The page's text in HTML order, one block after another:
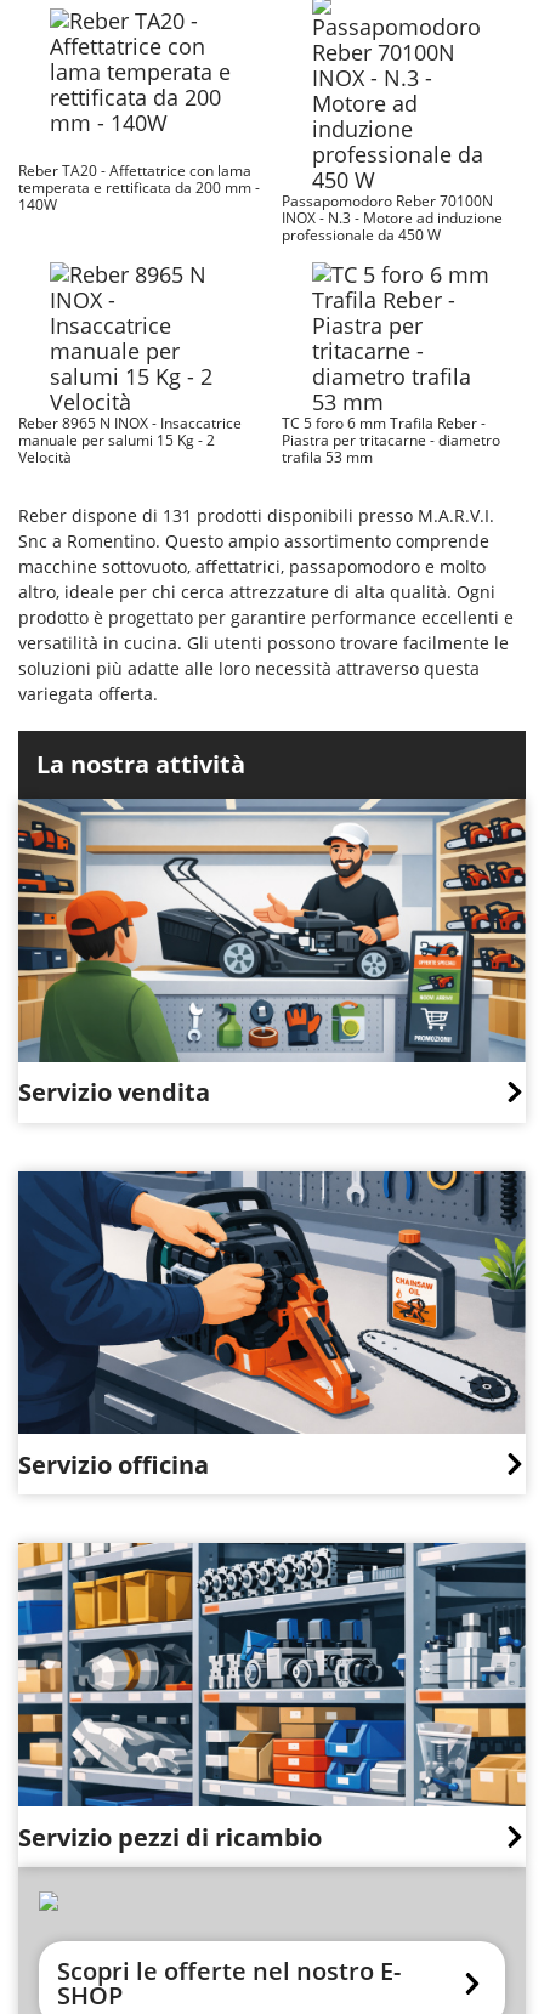
Reber TA20 - Affettatrice con lama
temperata e rettificata da 200 mm -
140W
Passapomodoro Reber 70100N
INOX - N.3 - Motore ad induzione
professionale da 450 W
Reber 8965 N INOX - Insaccatrice
manuale per salumi 15 Kg - 2
Velocità
TC 5 foro 6 mm Trafila Reber -
Piastra per tritacarne - diametro
trafila 53 mm
Reber dispone di 131 prodotti disponibili presso M.A.R.V.I.
Snc a Romentino. Questo ampio assortimento comprende
macchine sottovuoto, affettatrici, passapomodoro e molto
altro, ideale per chi cerca attrezzature di alta qualità. Ogni
prodotto è progettato per garantire performance eccellenti e
versatilità in cucina. Gli utenti possono trovare facilmente le
soluzioni più adatte alle loro necessità attraverso questa
variegata offerta.
La nostra attività
Servizio vendita
Servizio officina
Servizio pezzi di ricambio
Scopri le offerte nel nostro E-
SHOP